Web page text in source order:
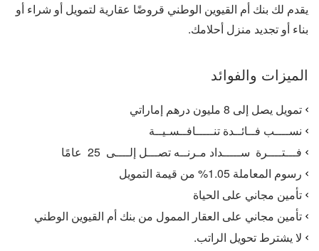
يقدم لك بنك أم القيوين الوطني قروضًا عقارية لتمويل أو شراء أو
بناء أو تجديد منزل أحلامك.
الميزات والفوائد
تمويل يصل إلى 8 مليون درهم إماراتي
نســــب فــائــدة تنـــــافــسـيــة
فـــتــــرة ســـــداد مـرنــه تصـــل إلــــى 25 عامًا
رسوم المعاملة 1.05% من قيمة التمويل
تأمين مجاني على الحياة
تأمين مجاني على العقار الممول من بنك أم القيوين الوطني
لا يشترط تحويل الراتب.